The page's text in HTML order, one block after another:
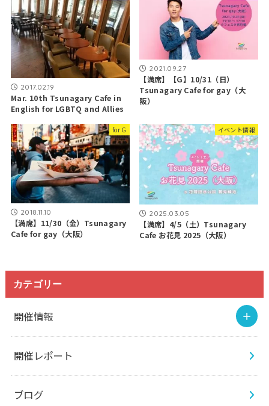
2017.02.19
Mar. 10th Tsunagary Cafe in
English for LGBTQ and Allies
2021.09.27
【満席】【G】10/31（日）
Tsunagary Cafe for gay（大
阪）
for G
2018.11.10
【満席】11/30（金）Tsunagary
Cafe for gay（大阪）
イベント情報
2025.03.05
【満席】4/5（土）Tsunagary
Cafe お花見 2025（大阪）
カテゴリー
開催情報
開催レポート
ブログ